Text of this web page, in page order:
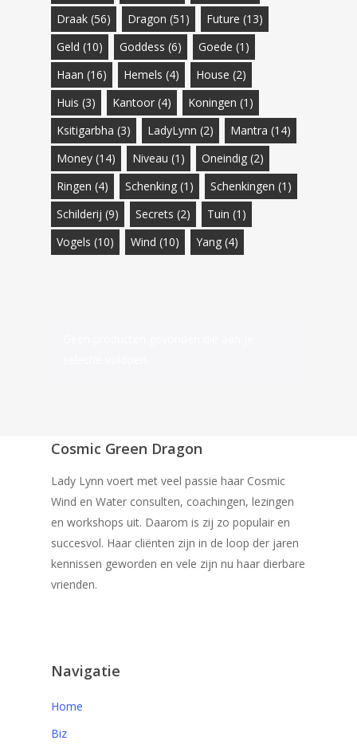
Draak (56) Dragon (51) Future (13)
Geld (10) Goddess (6) Goede (1)
Haan (16) Hemels (4) House (2)
Huis (3) Kantoor (4) Koningen (1)
Ksitigarbha (3) LadyLynn (2) Mantra (14)
Money (14) Niveau (1) Oneindig (2)
Ringen (4) Schenking (1) Schenkingen (1)
Schilderij (9) Secrets (2) Tuin (1)
Vogels (10) Wind (10) Yang (4)
Cosmic Green Dragon
Lady Lynn voert met veel passie haar Cosmic
Wind en Water consulten, coachingen, lezingen
en workshops uit. Daarom is zij zo populair en
succesvol. Haar cliënten zijn in de loop der jaren
kennissen geworden en vele zijn nu haar dierbare
vrienden.
Navigatie
Home
Biz